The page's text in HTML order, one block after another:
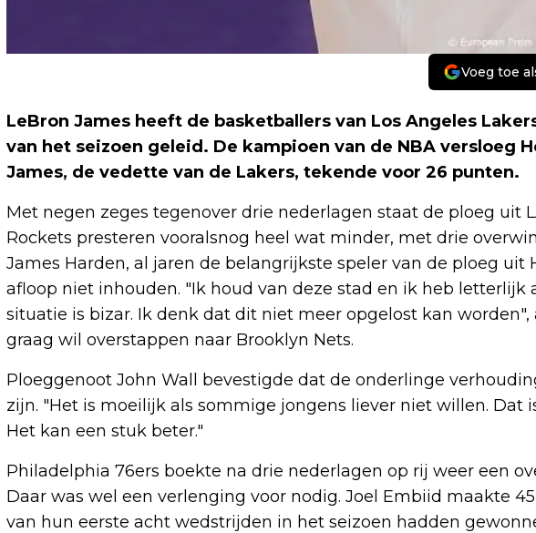
Voeg toe
LeBron James heeft de basketballers van Los Angeles
van het seizoen geleid. De kampioen van de NBA versloeg
James, de vedette van de Lakers, tekende voor 26 punten.
Met negen zeges tegenover drie nederlagen staat de ploeg uit
Rockets presteren vooralsnog heel wat minder, met drie
James Harden, al jaren de belangrijkste speler van de ploeg uit
afloop niet inhouden. "Ik houd van deze stad en ik heb letterlijk
situatie is bizar. Ik denk dat dit niet meer opgelost kan
graag wil overstappen naar Brooklyn Nets.
Ploeggenoot John Wall bevestigde dat de onderlinge
zijn. "Het is moeilijk als sommige jongens liever niet willen. Dat
Het kan een stuk beter."
Philadelphia 76ers boekte na drie nederlagen op rij weer een
Daar was wel een verlenging voor nodig. Joel Embiid maakte
van hun eerste acht wedstrijden in het seizoen hadden